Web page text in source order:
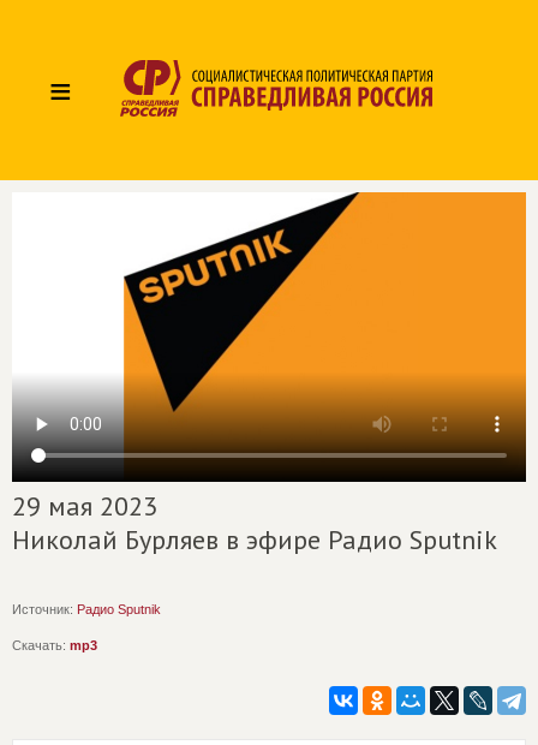
≡
29 мая 2023
Николай Бурляев в эфире Радио Sputnik
Источник: Радио Sputnik
Скачать: mp3